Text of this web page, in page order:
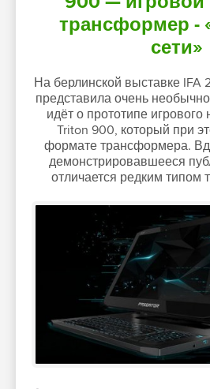
трансформер -
сети»
На берлинской выставке IFA
представила очень
идёт о прототипе игрового
Triton 900, который при
формате трансформера.
демонстрировавшееся
отличается редким типом